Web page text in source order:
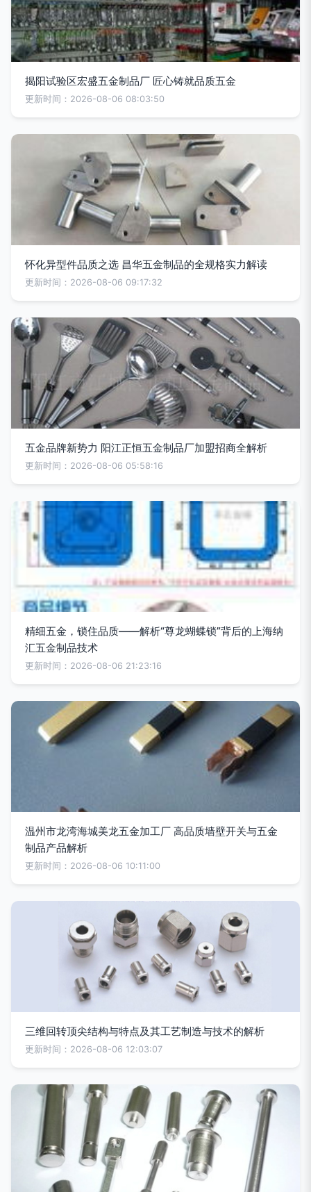
揭阳试验区宏盛五金制品厂 匠心铸就品质五金
更新时间：2026-08-06 08:03:50
怀化异型件品质之选 昌华五金制品的全规格实力解读
更新时间：2026-08-06 09:17:32
五金品牌新势力 阳江正恒五金制品厂加盟招商全解析
更新时间：2026-08-06 05:58:16
精细五金，锁住品质——解析“尊龙蝴蝶锁”背后的上海纳
汇五金制品技术
更新时间：2026-08-06 21:23:16
温州市龙湾海城美龙五金加工厂 高品质墙壁开关与五金
制品产品解析
更新时间：2026-08-06 10:11:00
三维回转顶尖结构与特点及其工艺制造与技术的解析
更新时间：2026-08-06 12:03:07